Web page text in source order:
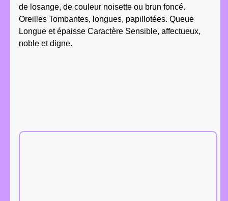
de losange, de couleur noisette ou brun foncé.
Oreilles Tombantes, longues, papillotées. Queue
Longue et épaisse Caractère Sensible, affectueux,
noble et digne.